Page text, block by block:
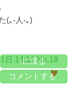
(｡-人-｡)
日 14:11 No.18
♥
↑に戻る
コメントする